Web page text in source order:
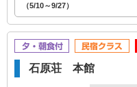
ご利用の諸注意
よくある質問
（5/10～9/27）
石原荘 本館